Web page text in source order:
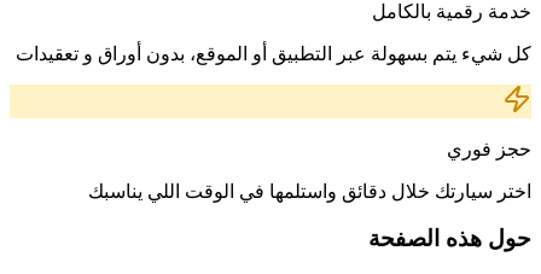
خدمة رقمية بالكامل
كل شيء يتم بسهولة عبر التطبيق أو الموقع، بدون أوراق و تعقيدات
حجز فوري
اختر سيارتك خلال دقائق واستلمها في الوقت اللي يناسبك
حول هذه الصفحة